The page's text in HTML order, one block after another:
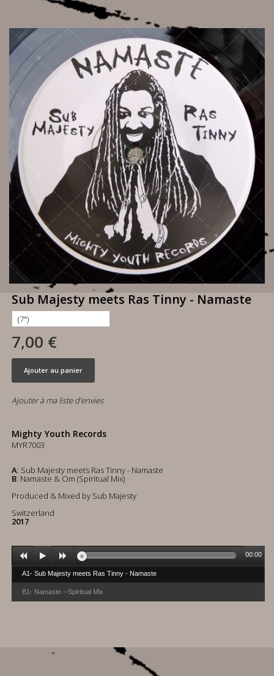
Sub Majesty meets Ras Tinny - Namaste
7,00 €
Ajouter au panier
Ajouter à ma liste d'envies
Mighty Youth Records
MYR7003
A: Sub Majesty meets Ras Tinny - Namaste
B: Namaste & Om (Spiritual Mix)
Produced & Mixed by Sub Majesty
Switzerland
2017
A1- Sub Majesty meets Ras Tinny - Namaste
B1- Namaste --Spiritual Mix
00:00